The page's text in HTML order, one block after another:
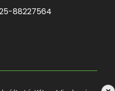
88227564